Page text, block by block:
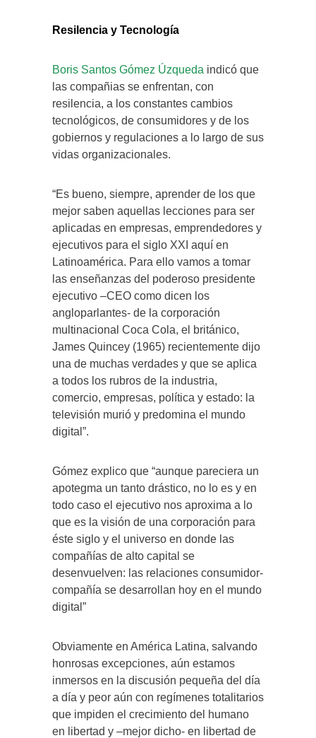
Resilencia y Tecnología
Boris Santos Gómez Úzqueda indicó que
las compañias se enfrentan, con
resilencia, a los constantes cambios
tecnológicos, de consumidores y de los
gobiernos y regulaciones a lo largo de sus
vidas organizacionales.
“Es bueno, siempre, aprender de los que
mejor saben aquellas lecciones para ser
aplicadas en empresas, emprendedores y
ejecutivos para el siglo XXI aquí en
Latinoamérica. Para ello vamos a tomar
las enseñanzas del poderoso presidente
ejecutivo –CEO como dicen los
angloparlantes- de la corporación
multinacional Coca Cola, el británico,
James Quincey (1965) recientemente dijo
una de muchas verdades y que se aplica
a todos los rubros de la industria,
comercio, empresas, política y estado: la
televisión murió y predomina el mundo
digital”.
Gómez explico que “aunque pareciera un
apotegma un tanto drástico, no lo es y en
todo caso el ejecutivo nos aproxima a lo
que es la visión de una corporación para
éste siglo y el universo en donde las
compañías de alto capital se
desenvuelven: las relaciones consumidor-
compañía se desarrollan hoy en el mundo
digital”
Obviamente en América Latina, salvando
honrosas excepciones, aún estamos
inmersos en la discusión pequeña del día
a día y peor aún con regímenes totalitarios
que impiden el crecimiento del humano
en libertad y –mejor dicho- en libertad de